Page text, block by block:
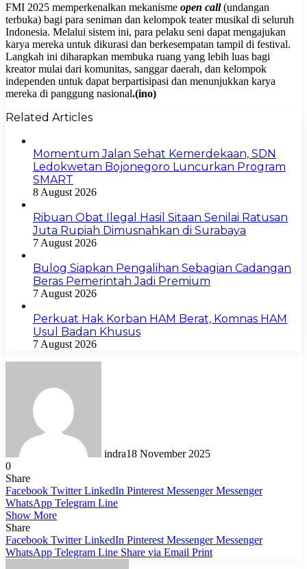
FMI 2025 memperkenalkan mekanisme open call(undangan
terbuka) bagi para seniman dan kelompok teater musikal di seluruh
Indonesia. Melalui sistem ini, para pelaku seni dapat mengajukan
karya mereka untuk dikurasi dan berkesempatan tampil di festival.
Langkah ini diharapkan membuka ruang yang lebih luas bagi
kreator mulai dari komunitas, sanggar daerah, dan kelompok
independen untuk dapat berpartisipasi dan menunjukkan karya
mereka di panggung nasional.(ino)
Related Articles
Momentum Jalan Sehat Kemerdekaan, SDN
Ledokwetan Bojonegoro Luncurkan Program
SMART
8 August 2026
Ribuan Obat Ilegal Hasil Sitaan Senilai Ratusan
Juta Rupiah Dimusnahkan di Surabaya
7 August 2026
Bulog Siapkan Pengalihan Sebagian Cadangan
Beras Pemerintah Jadi Premium
7 August 2026
Perkuat Hak Korban HAM Berat, Komnas HAM
Usul Badan Khusus
7 August 2026
indra18 November 2025
0
Share
Facebook Twitter LinkedIn Pinterest Messenger Messenger
WhatsApp Telegram Line
Show More
Share
Facebook Twitter LinkedIn Pinterest Messenger Messenger
WhatsApp Telegram Line Share via Email Print